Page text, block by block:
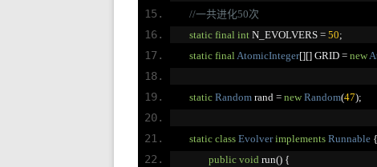
//一共进化50次
static final int N_EVOLVERS = 50;
static finalAtomicInteger[][] GRID = new
static Random rand = new Random(47);
static class Evolver implements Runnable {
public void run() {